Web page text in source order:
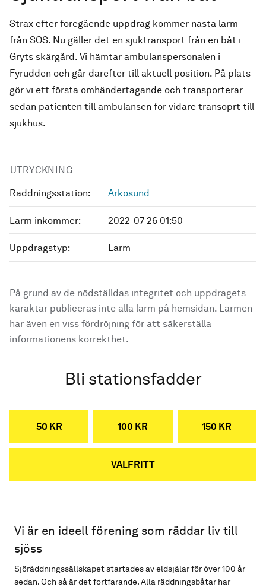
Strax efter föregående uppdrag kommer nästa larm
från SOS. Nu gäller det en sjuktransport från en båt i
Gryts skärgård. Vi hämtar ambulanspersonalen i
Fyrudden och går därefter till aktuell position. På plats
gör vi ett första omhändertagande och transporterar
sedan patienten till ambulansen för vidare transoprt till
sjukhus.
UTRYCKNING
Räddningsstation: Arkösund
Larm inkommer: 2022-07-26 01:50
Uppdragstyp: Larm
På grund av de nödställdas integritet och uppdragets
karaktär publiceras inte alla larm på hemsidan. Larmen
har även en viss fördröjning för att säkerställa
informationens korrekthet.
Bli stationsfadder
50 KR 100 KR 150 KR
VALFRITT
Vi är en ideell förening som räddar liv till
sjöss
Sjöräddningssällskapet startades av eldsjälar för över 100 år
sedan. Och så är det fortfarande. Alla räddningsbåtar har